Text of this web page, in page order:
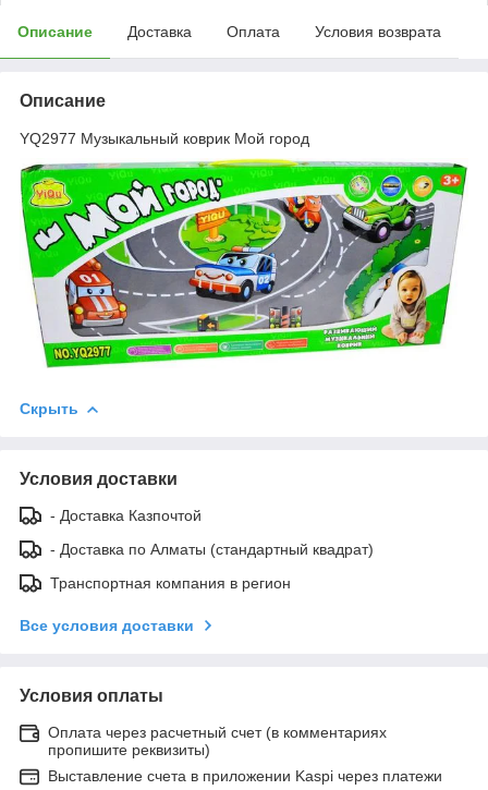
Описание Доставка Оплата Условия возврата
Описание
YQ2977 Музыкальный коврик Мой город
Скрыть
Условия доставки
- Доставка Казпочтой
- Доставка по Алматы (стандартный квадрат)
Транспортная компания в регион
Все условия доставки
Условия оплаты
Оплата через расчетный счет (в комментариях
пропишите реквизиты)
Выставление счета в приложении Kaspi через платежи